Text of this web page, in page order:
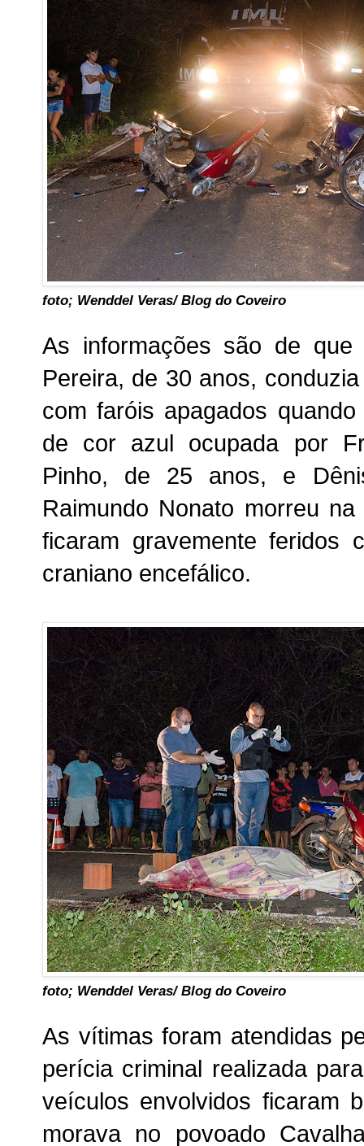
foto; Wenddel Veras/ Blog do Coveiro
As informações são de que
Pereira, de 30 anos,
com faróis apagados
de cor azul ocupada por
Pinho, de 25 anos, e
Raimundo Nonato morreu
ficaram gravemente feridos
craniano encefálico.
foto; Wenddel Veras/ Blog do Coveiro
As vítimas foram atendidas
perícia criminal realizada
veículos envolvidos ficaram
morava no povoado